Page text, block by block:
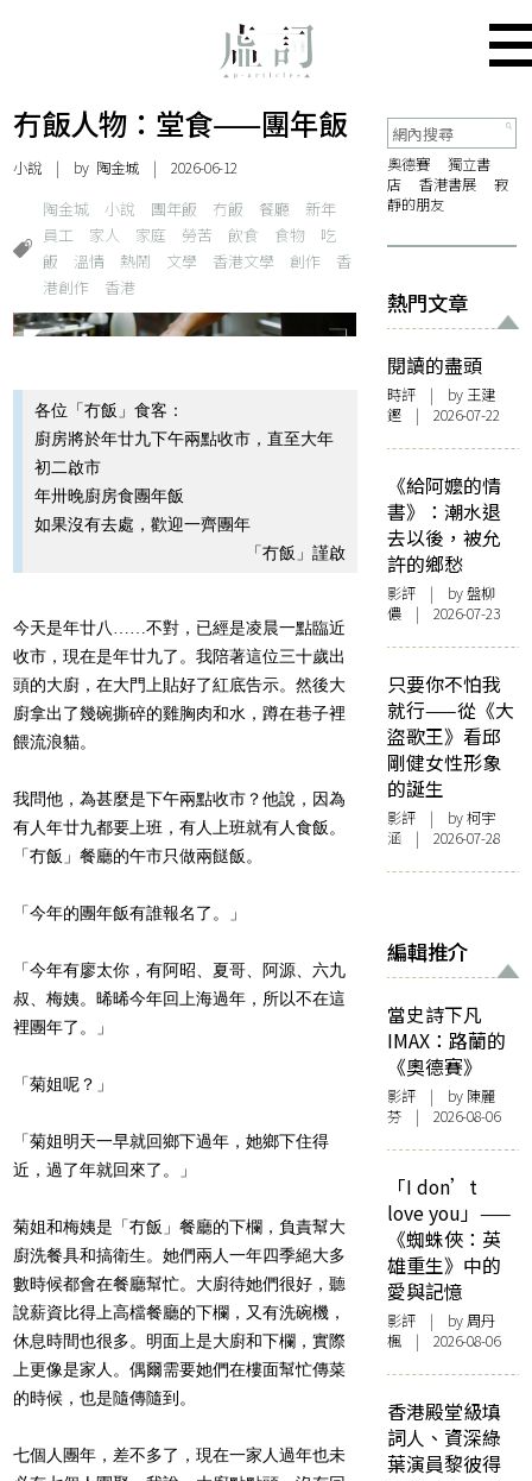
冇飯人物：堂食——團年飯
小說 | by 陶金城 | 2026-06-12
陶金城 小說 團年飯 冇飯 餐廳
新年
員工
家人 家庭 勞苦 飲食 食物
吃
飯
溫情 熱鬧 文學 香港文學 創作
香
港創作
香港
各位「冇飯」食客：
廚房將於年廿九下午兩點收市，直至大年
初二啟市
年卅晚廚房食團年飯
如果沒有去處，歡迎一齊團年
「冇飯」謹啟
今天是年廿八……不對，已經是凌晨一點臨近
收市，現在是年廿九了。我陪著這位三十歲出
頭的大廚，在大門上貼好了紅底告示。然後大
廚拿出了幾碗撕碎的雞胸肉和水，蹲在巷子裡
餵流浪貓。
我問他，為甚麼是下午兩點收市？他說，因為
有人年廿九都要上班，有人上班就有人食飯。
「冇飯」餐廳的午市只做兩餸飯。
「今年的團年飯有誰報名了。」
「今年有廖太你，有阿昭、夏哥、阿源、六九
叔、梅姨。晞晞今年回上海過年，所以不在這
裡團年了。」
「菊姐呢？」
「菊姐明天一早就回鄉下過年，她鄉下住得
近，過了年就回來了。」
菊姐和梅姨是「冇飯」餐廳的下欄，負責幫大
廚洗餐具和搞衛生。她們兩人一年四季絕大多
數時候都會在餐廳幫忙。大廚待她們很好，聽
說薪資比得上高檔餐廳的下欄，又有洗碗機，
休息時間也很多。明面上是大廚和下欄，實際
上更像是家人。偶爾需要她們在樓面幫忙傳菜
的時候，也是隨傳隨到。
七個人團年，差不多了，現在一家人過年也未
奧德賽
獨立書
店
香港書展
寂
靜的朋友
熱門文章
閱讀的盡頭
時評 | by 王建
鏗 | 2026-07-22
《給阿嬤的情
書》：潮水退
去以後，被允
許的鄉愁
影評 | by 盤柳
儂 | 2026-07-23
只要你不怕我
就行——從《大
盜歌王》看邱
剛健女性形象
的誕生
影評 | by 柯宇
涵 | 2026-07-28
編輯推介
當史詩下凡
IMAX：路蘭的
《奧德賽》
影評 | by 陳麗
芬 | 2026-08-06
「I don’t
love you」——
《蜘蛛俠：英
雄重生》中的
愛與記憶
影評 | by周丹
楓 | 2026-08-06
香港殿堂級填
詞人、資深綠
葉演員黎彼得